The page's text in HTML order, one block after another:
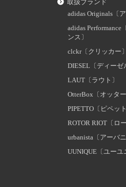
取扱ブランド
adidas Originals〔
adidas
ンス〕
clckr〔クリッカー〕
DIESEL〔ディーゼ
LAUT〔ラウト〕
OtterBox〔オッタ
PIPETTO〔ピペット
ROTOR RIOT〔ロ
urbanista〔アーバニ
UUNIQUE〔ユーユ